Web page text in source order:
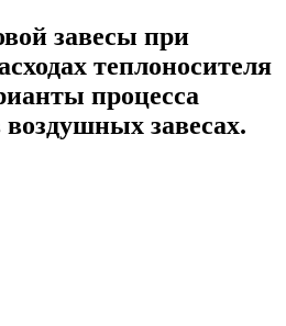
завесы при
теплоносителя
процесса
завесах.